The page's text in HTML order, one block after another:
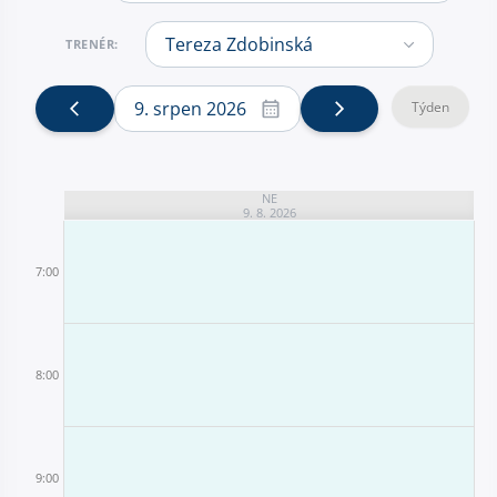
TRENÉR:
Týden
9. srpen 2026
NE
9. 8. 2026
7:00
8:00
9:00